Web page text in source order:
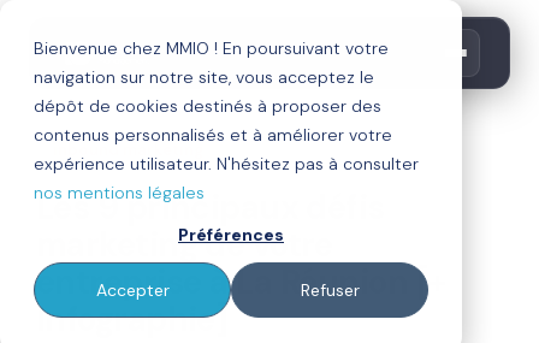
Bienvenue chez MMIO ! En poursuivant votre
navigation sur notre site, vous acceptez le
dépôt de cookies destinés à proposer des
contenus personnalisés et à améliorer votre
expérience utilisateur. N'hésitez pas à consulter
nos mentions légales
Préférences
Accepter Refuser
inbound marketing
Les 9 principaux défis
marketing de votre
entreprise à La Réunion [+
Infographie]